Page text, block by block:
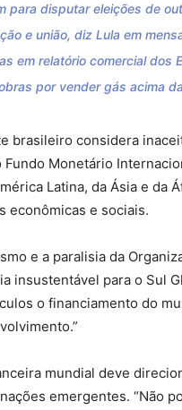
para disputar eleições de
e união, diz Lula em
em relatório comercial dos
por vender gás acima
brasileiro considera
Monetário
Latina, da Ásia e da
econômicas e sociais.
e a paralisia da
insustentável para o Sul
o financiamento do
mundial deve
emergentes. “Não